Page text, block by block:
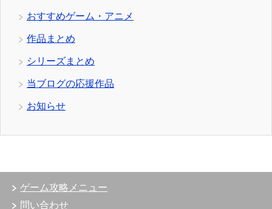
おすすめゲーム・アニメ
作品まとめ
シリーズまとめ
当ブログの応援作品
お知らせ
ゲーム攻略メニュー
問い合わせ